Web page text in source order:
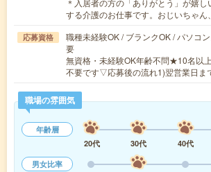
＊入居者の方の「ありがとう」が嬉
する介護のお仕事です。おじいちゃ
応募資格
職種未経験OK / ブランクOK / パソコ
要
無資格・未経験OK年齢不問★10名以
不要です▽応募後の流れ1)翌営業日ま
職場の雰囲気
年齢層
20代
30代 40代
男女比率